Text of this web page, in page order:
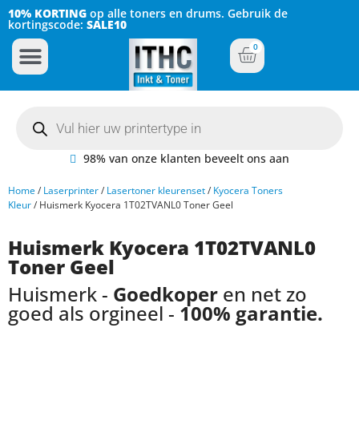
10% KORTING op alle toners en drums. Gebruik de
kortingscode: SALE10
0
98% van onze klanten beveelt ons aan
Home/ Laserprinter/ Lasertoner kleurenset/ Kyocera Toners
Kleur/ Huismerk Kyocera 1T02TVANL0 Toner Geel
Huismerk Kyocera 1T02TVANL0
Toner Geel
Huismerk - Goedkoper en net zo
goed als orgineel - 100% garantie.